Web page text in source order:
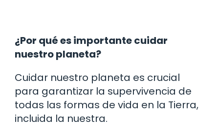
¿Por qué es importante cuidar
nuestro planeta?
Cuidar nuestro planeta es crucial
para garantizar la supervivencia de
todas las formas de vida en la Tierra,
incluida la nuestra.